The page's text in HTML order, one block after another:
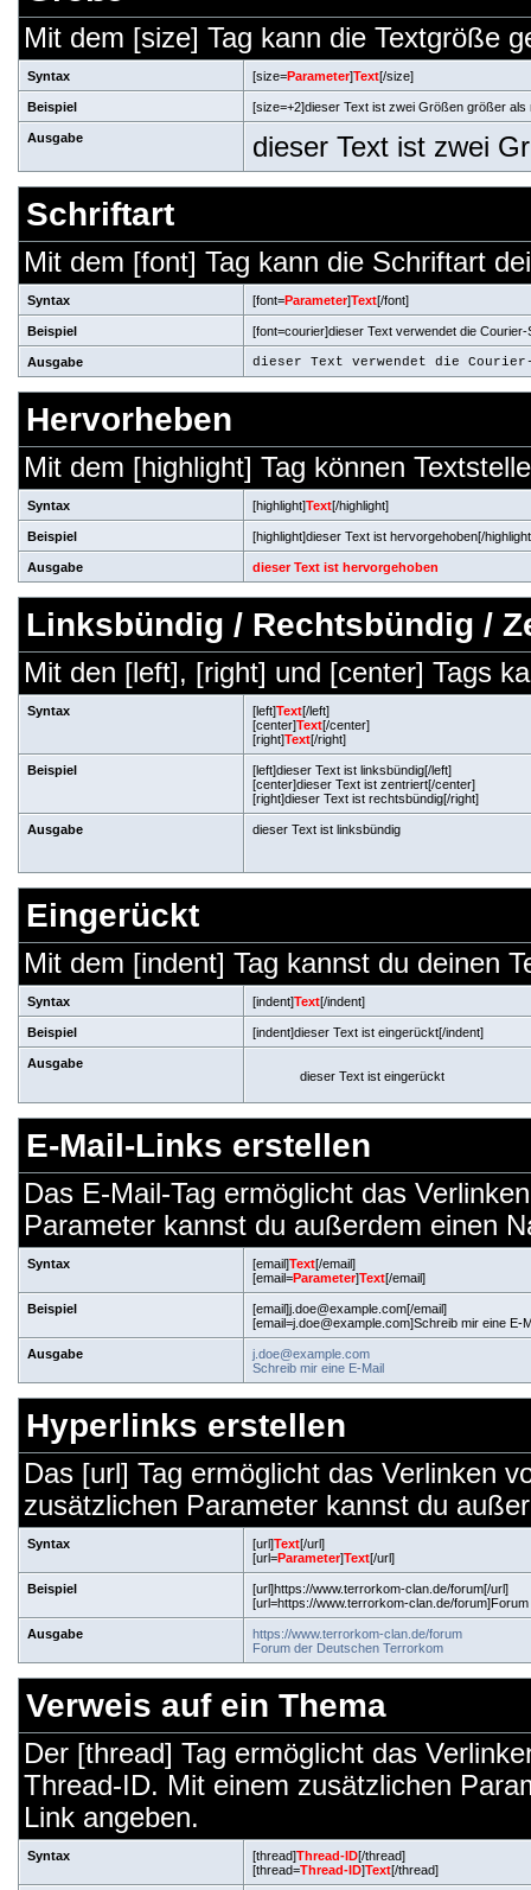
Mit dem [size] Tag kann die Textgröße
Syntax [size=Parameter]Text[/size]
Beispiel [size=+2]dieser Text ist zwei Größen größer als
Ausgabe dieser Text ist zwei
Schriftart
Mit dem [font] Tag kann die Schriftart
Syntax [font=Parameter]Text[/font]
Beispiel [font=courier]dieser Text verwendet die
Ausgabe dieser Text verwendet die
Hervorheben
Mit dem [highlight] Tag können
Syntax [highlight]Text[/highlight]
Beispiel [highlight]dieser Text ist hervorgehoben[/
Ausgabe dieser Text ist hervorgehoben
Linksbündig / Rechtsbündig /
Mit den [left], [right] und [center] Tags
Syntax [left]Text[/left]
[center]Text[/center]
[right]Text[/right]
Beispiel
[left]dieser Text ist linksbündig[/left]
[center]dieser Text ist zentriert[/center]
[right]dieser Text ist rechtsbündig[/right]
Ausgabe dieser Text ist linksbündig
Eingerückt
Mit dem [indent] Tag kannst du deinen
Syntax [indent]Text[/indent]
Beispiel [indent]dieser Text ist eingerückt[/indent]
Ausgabe
dieser Text ist eingerückt
E-Mail-Links erstellen
Das E-Mail-Tag ermöglicht das
Parameter kannst du außerdem einen
Syntax [email]Text[/email]
[email=Parameter]Text[/email]
Beispiel
[email]j.doe@example.com[/email]
[email=j.doe@example.com]Schreib mir eine E-
Ausgabe
j.doe@example.com
Schreib mir eine E-Mail
Hyperlinks erstellen
Das [url] Tag ermöglicht das Verlinken
zusätzlichen Parameter kannst du
Syntax [url]Text[/url]
[url=Parameter]Text[/url]
Beispiel
[url]https://www.terrorkom-clan.de/forum[/url]
[url=https://www.terrorkom-clan.de/
Ausgabe
https://www.terrorkom-clan.de/forum
Forum der Deutschen Terrorkom
Verweis auf ein Thema
Der [thread] Tag ermöglicht das
Thread-ID. Mit einem zusätzlichen
Link angeben.
Syntax [thread]Thread-ID[/thread]
[thread=Thread-ID]Text[/thread]